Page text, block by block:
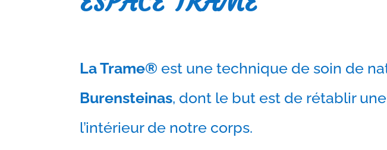
La Trame® est une technique de soin de
Burensteinas, dont le but est de rétablir
l’intérieur de notre corps.